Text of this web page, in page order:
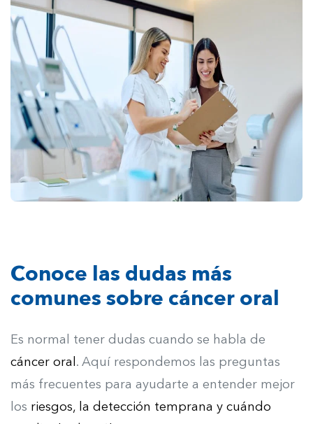
Conoce las dudas más
comunes sobre cáncer oral
Es normal tener dudas cuando se habla de
cáncer oral . Aquí respondemos las preguntas
más frecuentes para ayudarte a entender mejor
los riesgos, la detección temprana y cuándo